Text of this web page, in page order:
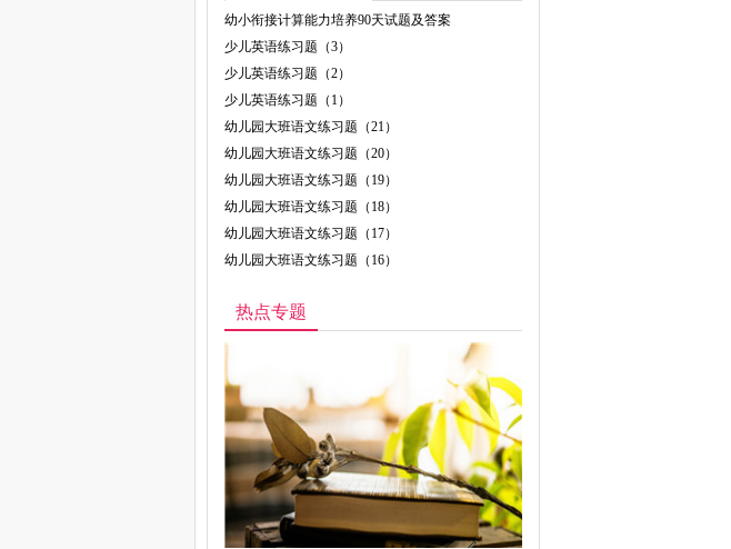
幼小衔接计算能力培养90天试题及答案
少儿英语练习题（3）
少儿英语练习题（2）
少儿英语练习题（1）
幼儿园大班语文练习题（21）
幼儿园大班语文练习题（20）
幼儿园大班语文练习题（19）
幼儿园大班语文练习题（18）
幼儿园大班语文练习题（17）
幼儿园大班语文练习题（16）
热点专题